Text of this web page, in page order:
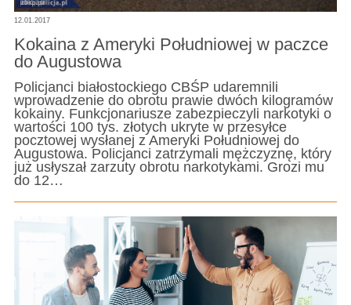
12.01.2017
Kokaina z Ameryki Południowej w paczce
do Augustowa
Policjanci białostockiego CBŚP udaremnili
wprowadzenie do obrotu prawie dwóch kilogramów
kokainy. Funkcjonariusze zabezpieczyli narkotyki o
wartości 100 tys. złotych ukryte w przesyłce
pocztowej wysłanej z Ameryki Południowej do
Augustowa. Policjanci zatrzymali mężczyznę, który
już usłyszał zarzuty obrotu narkotykami. Grozi mu
do 12…